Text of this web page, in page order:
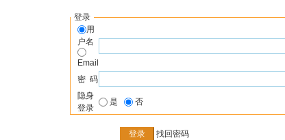
登录
用
户名
Email
密 码
隐身
登录
是 否
找回密码